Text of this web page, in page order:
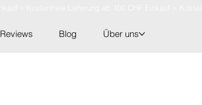
Reviews Blog Über uns